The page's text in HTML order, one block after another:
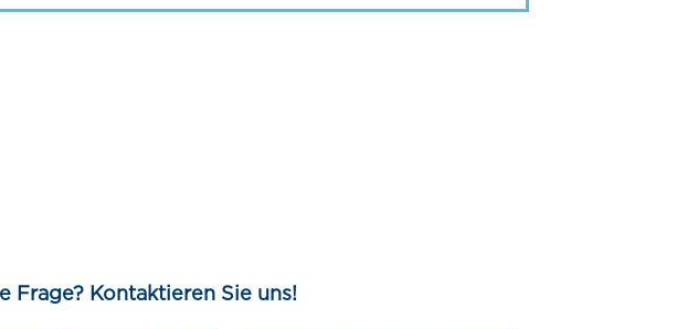
Frage? Kontaktieren Sie uns!